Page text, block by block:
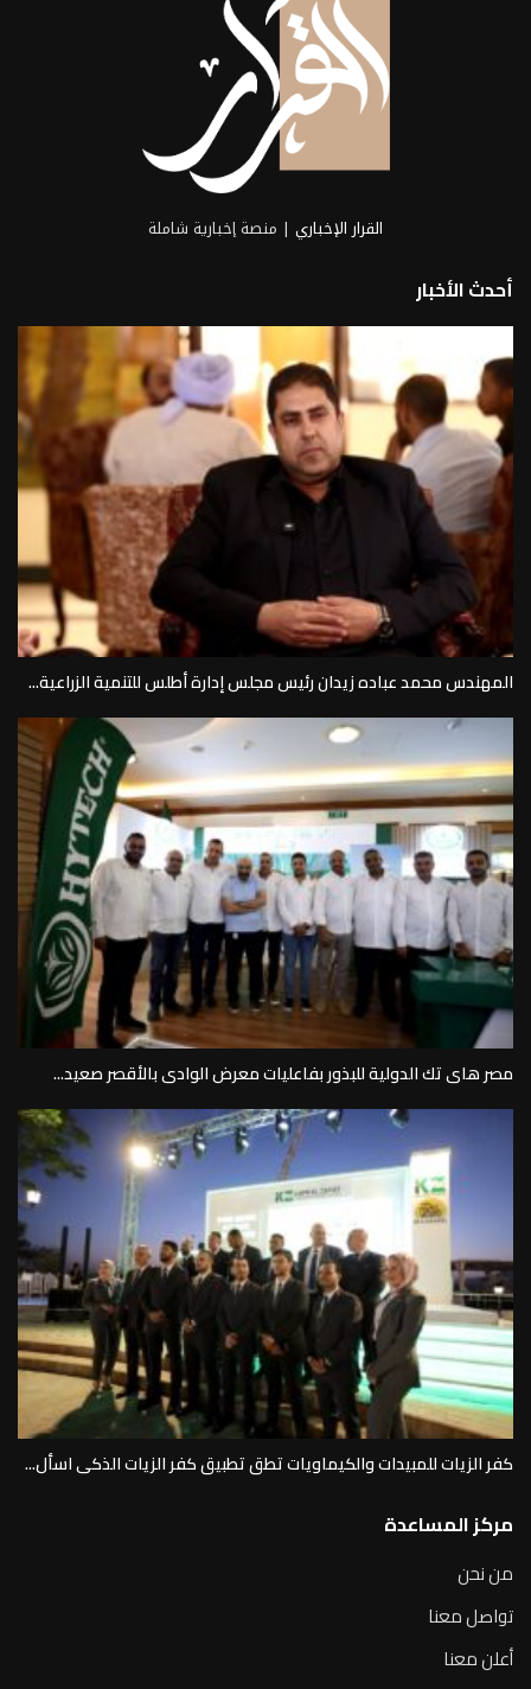
القرار الإخباري | منصة إخبارية شاملة
أحدث الأخبار
المهندس محمد عباده زيدان رئيس مجلس إدارة أطلس للتنمية الزراعية...
مصر هاى تك الدولية للبذور بفاعليات معرض الوادى بالأقصر صعيد...
كفر الزيات للمبيدات والكيماويات تطق تطبيق كفر الزيات الذكى اسأل...
مركز المساعدة
من نحن
تواصل معنا
أعلن معنا